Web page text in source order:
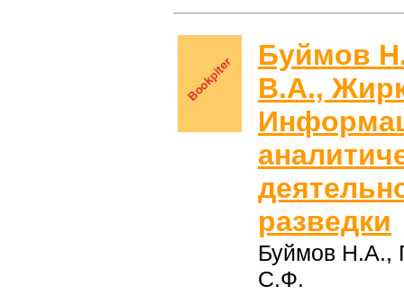
Буймов
В.А.,
разведки
Буймов Н.А.,
С.Ф.